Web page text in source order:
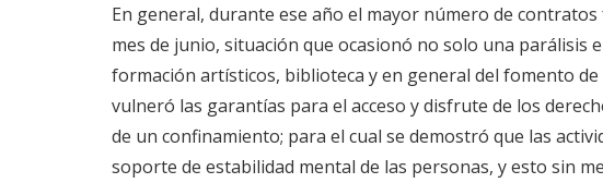
En general, durante ese año el mayor número de
mes de junio, situación que ocasionó no solo una parálisis
formación artísticos, biblioteca y en general del fomento
vulneró las garantías para el acceso y disfrute de los
de un confinamiento; para el cual se demostró que las
soporte de estabilidad mental de las personas, y esto sin